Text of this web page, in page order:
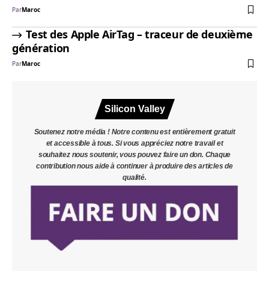
ParMaroc
Test des Apple AirTag – traceur de deuxième
génération
ParMaroc
Silicon Valley
Soutenez notre média ! Notre contenu est entièrement gratuit
et accessible à tous. Si vous appréciez notre travail et
souhaitez nous soutenir, vous pouvez faire un don. Chaque
contribution nous aide à continuer à produire des articles de
qualité.